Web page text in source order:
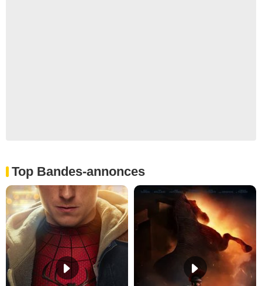
Top Bandes-annonces